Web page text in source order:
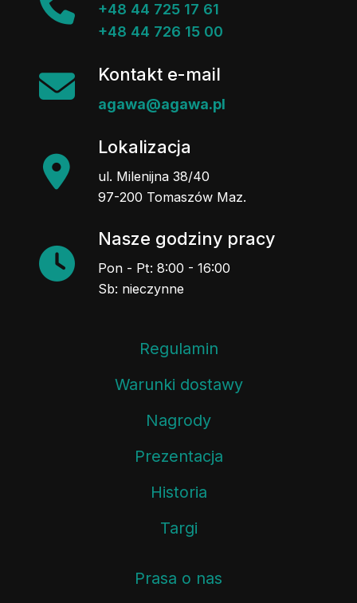
+48 44 725 17 61
+48 44 726 15 00
Kontakt e-mail
agawa@agawa.pl
Lokalizacja
ul. Milenijna 38/40
97-200 Tomaszów Maz.
Nasze godziny pracy
Pon - Pt: 8:00 - 16:00
Sb: nieczynne
Regulamin
Warunki dostawy
Nagrody
Prezentacja
Historia
Targi
Prasa o nas